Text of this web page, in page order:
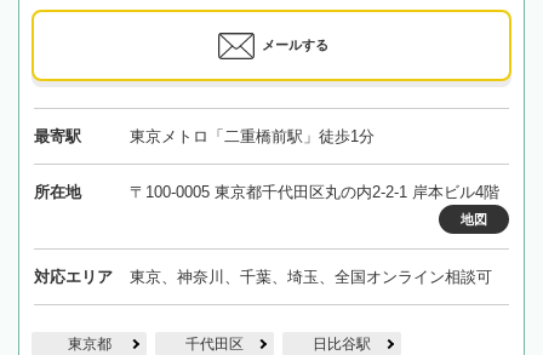
メールする
最寄駅 東京メトロ「二重橋前駅」徒歩1分
所在地 〒100-0005 東京都千代田区丸の内2-2-1 岸本ビル4階
地図
対応エリア 東京、神奈川、千葉、埼玉、全国オンライン相談可
東京都 千代田区 日比谷駅